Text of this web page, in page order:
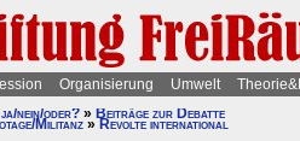
Organisierung Umwelt
nein/oder? » Beiträge zur Debatte
Militanz » Revolte international